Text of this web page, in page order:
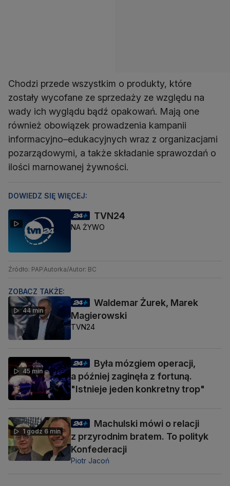
Chodzi przede wszystkim o produkty, które
zostały wycofane ze sprzedaży ze względu na
wady ich wyglądu bądź opakowań. Mają one
również obowiązek prowadzenia kampanii
informacyjno–edukacyjnych wraz z organizacjami
pozarządowymi, a także składanie sprawozdań o
ilości marnowanej żywności.
DOWIEDZ SIĘ WIĘCEJ:
TVN24
NA ŻYWO
Źródło: PAPAutorka/Autor: BC
ZOBACZ TAKŻE:
44 min
Waldemar Żurek, Marek
Magierowski
TVN24
45 min
Była mózgiem operacji,
a później zaginęła z fortuną.
"Istnieje jeden konkretny trop"
1 godz 6 min
Machulski mówi o relacji
z przyrodnim bratem. To polityk
Konfederacji
Piotr Jacoń